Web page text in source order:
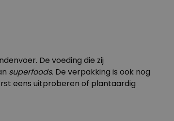
De voeding die zij
superfoods. De verpakking is ook nog
eens uitproberen of plantaardig